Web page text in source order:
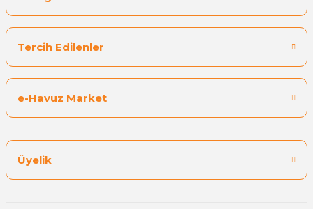
Tercih Edilenler
e-Havuz Market
Üyelik